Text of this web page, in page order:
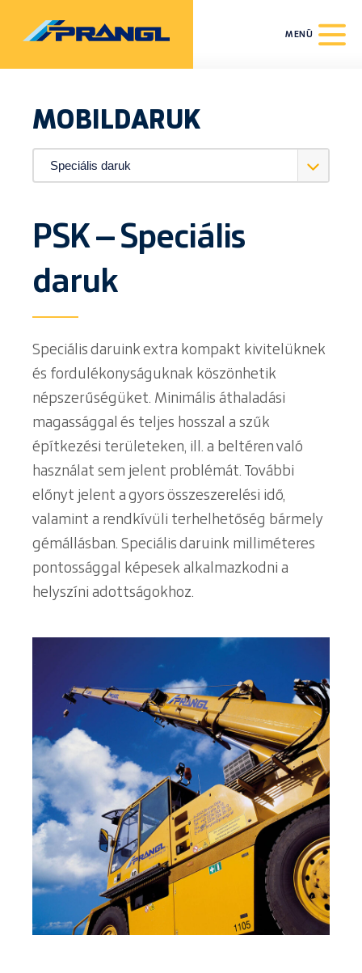
MENÜ
MOBILDARUK
PSK – Speciális
daruk
Speciális daruink extra kompakt kivitelüknek
és fordulékonyságuknak köszönhetik
népszerűségüket. Minimális áthaladási
magassággal és teljes hosszal a szűk
építkezési területeken, ill. a beltéren való
használat sem jelent problémát. További
előnyt jelent a gyors összeszerelési idő,
valamint a rendkívüli terhelhetőség bármely
gémállásban. Speciális daruink milliméteres
pontossággal képesek alkalmazkodni a
helyszíni adottságokhoz.